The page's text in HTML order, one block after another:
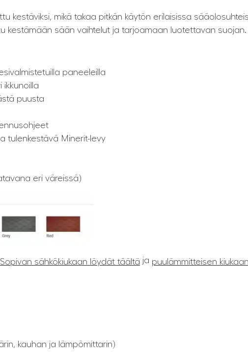
kestäviksi, mikä takaa pitkän käytön erilaisissa
kestämään sään vaihtelut ja tarjoamaan luotettavan suojan.
paneeleilla
ikkunoilla
puusta
tulenkestävä Minerit-levy
eri väreissä)
Sopivan sähkökiukaan löydät täältä ja puulämmitteisen
kauhan ja lämpömittarin)